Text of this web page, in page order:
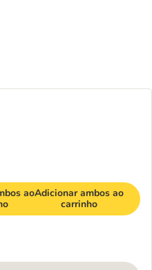
aoAdicionar ambos ao
carrinho